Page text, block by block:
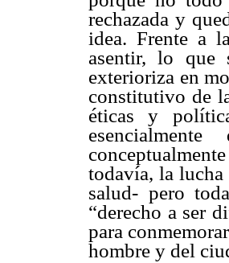
rechazada y
idea. Frente a
asentir, lo que
exterioriza en
constitutivo de
éticas y
todavía, la lucha
salud- pero
“derecho a ser
para
hombre y del